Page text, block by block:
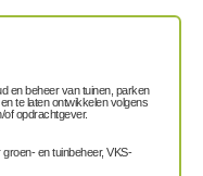
en beheer van tuinen, parken
te laten ontwikkelen volgens
of opdrachtgever.
en tuinbeheer, VKS-